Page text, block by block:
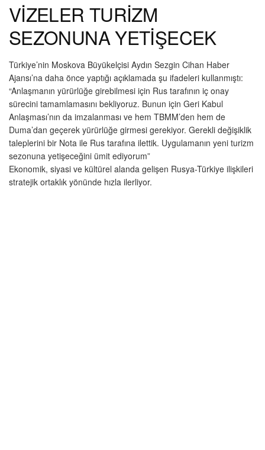
VİZELER TURİZM
SEZONUNA YETİŞECEK
Türkiye’nin Moskova Büyükelçisi Aydın Sezgin Cihan Haber
Ajansı’na daha önce yaptığı açıklamada şu ifadeleri kullanmıştı:
“Anlaşmanın yürürlüğe girebilmesi için Rus tarafının iç onay
sürecini tamamlamasını bekliyoruz. Bunun için Geri Kabul
Anlaşması’nın da imzalanması ve hem TBMM’den hem de
Duma’dan geçerek yürürlüğe girmesi gerekiyor. Gerekli değişiklik
taleplerini bir Nota ile Rus tarafına ilettik. Uygulamanın yeni turizm
sezonuna yetişeceğini ümit ediyorum”
Ekonomik, siyasi ve kültürel alanda gelişen Rusya-Türkiye ilişkileri
stratejik ortaklık yönünde hızla ilerliyor.